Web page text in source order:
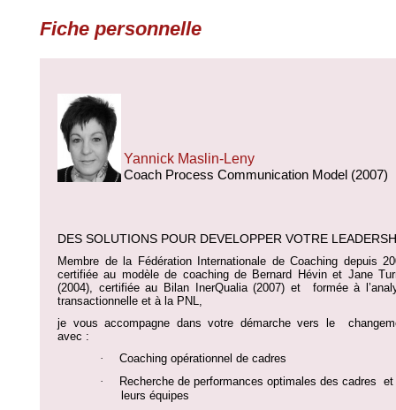
Fiche personnelle
Yannick Maslin-Leny
Coach Process Communication Model (2007)
DES SOLUTIONS POUR DEVELOPPER VOTRE
Membre de la Fédération Internationale de Coaching depuis
certifiée au modèle de coaching de Bernard Hévin et Jane
(2004), certifiée au Bilan InerQualia (2007) et
formée à
transactionnelle et à la PNL,
je vous accompagne dans votre démarche vers le
avec :
·
Coaching opérationnel de cadres
·
Recherche de performances optimales des cadres et
leurs équipes